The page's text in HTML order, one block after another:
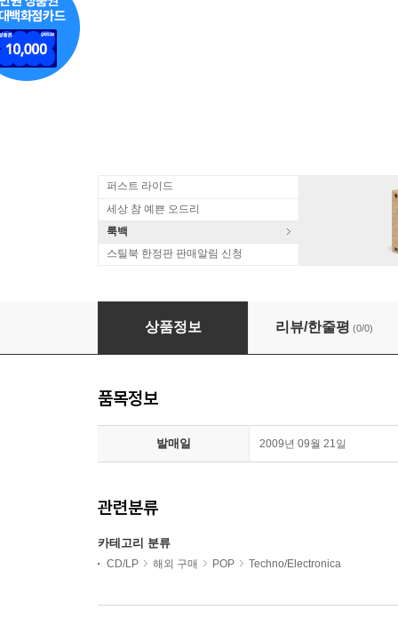
퍼스트 라이드
세상 참 예쁜 오드리
룩백
스틸북 한정판 판매알림 신청
Various Artists - Tea House 3 (2CD)
상품정보 리뷰/한줄평 (0/0)
품목정보
발매일 2009년 09월 21일
관련분류
카테고리 분류
CD/LP 해외 구매 POP Techno/Electronica